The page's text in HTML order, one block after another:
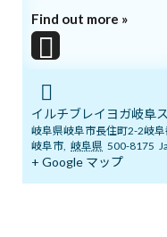
ブログ
Find out more »
イルチブレイヨガ岐阜
岐阜県岐阜市長住町2-2岐
岐阜市, 岐阜県 500-8175
+ Google マップ